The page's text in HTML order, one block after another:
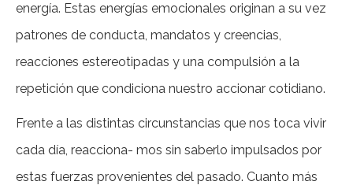
energía. Estas energías emocionales originan a su vez
patrones de conducta, mandatos y creencias,
reacciones estereotipadas y una compulsión a la
repetición que condiciona nuestro accionar cotidiano.
Frente a las distintas circunstancias que nos toca vivir
cada día, reacciona- mos sin saberlo impulsados por
estas fuerzas provenientes del pasado. Cuanto más